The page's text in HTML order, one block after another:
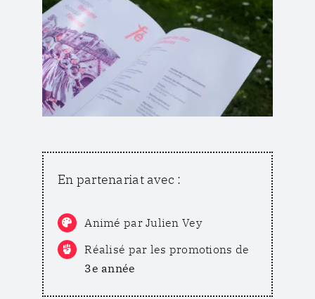
En partenariat avec :
Animé par Julien Vey
Réalisé par les promotions de
3e année